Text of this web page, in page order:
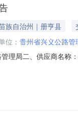
族自治州｜册亨县
位： 贵州省兴义公路管
理局二、供应商名称
服务要求或标